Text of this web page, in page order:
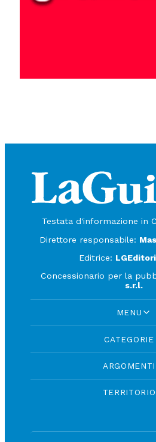
Testata d'informazione in
Direttore responsabile:
Editrice:
Concessionario per la
s.r.l.
MENU
CATEGORIE
ARGOMENTI
TERRITORIO